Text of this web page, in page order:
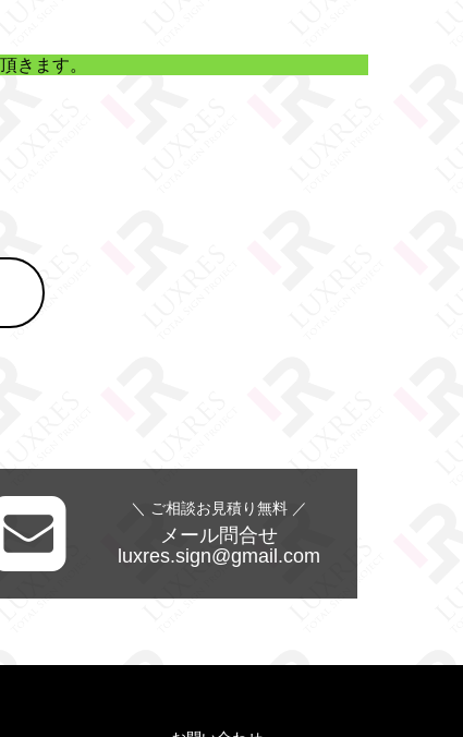
きます。
＼ ご相談お見積り無料 ／
メール問合せ
luxres.sign@gmail.com